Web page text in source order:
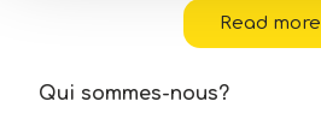
Read more
Qui sommes-nous?